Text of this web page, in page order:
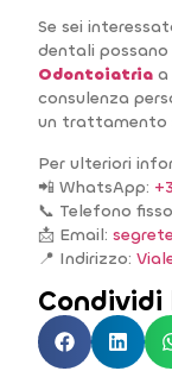
Se sei
dentali
Odontoiatria a
consulenza
un trattamento
Per ulteriori
📲 WhatsApp:
📞 Telefono
📩 Email:
📍 Indirizzo: